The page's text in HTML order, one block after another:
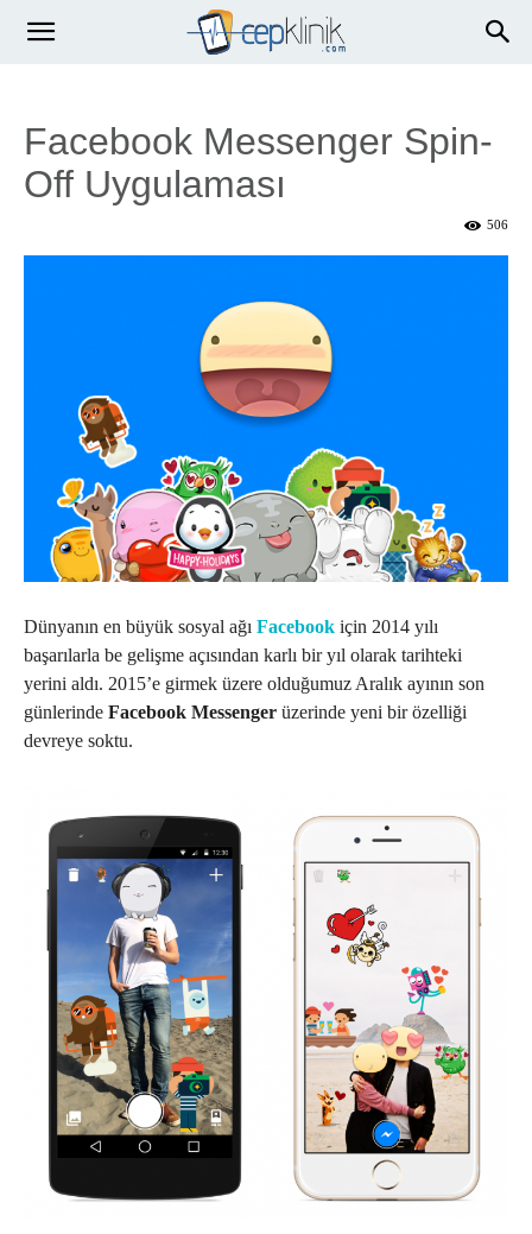
Facebook Messenger Spin-
Off Uygulaması
506
Dünyanın en büyük sosyal ağı Facebook için 2014 yılı
başarılarla be gelişme açısından karlı bir yıl olarak tarihteki
yerini aldı. 2015’e girmek üzere olduğumuz Aralık ayının son
günlerinde Facebook Messenger üzerinde yeni bir özelliği
devreye soktu.